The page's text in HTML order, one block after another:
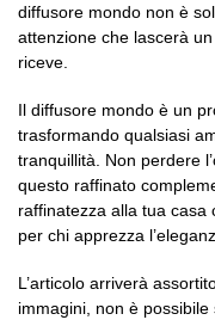
diffusore mondo non è
attenzione che lascerà
riceve.
Il diffusore mondo è un
trasformando qualsiasi
tranquillità. Non perdere
questo raffinato
raffinatezza alla tua casa
per chi apprezza
L’articolo arriverà
immagini, non è